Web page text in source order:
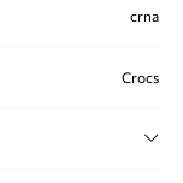
crna
Crocs